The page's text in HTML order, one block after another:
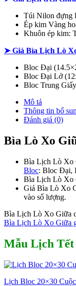
Túi Nilon đựng
Ép kim Vàng
Khuôn ép kim:
➤ Giá Bìa Lịch Lò
Bloc Đại
Bloc Đại Lở
Bloc Trung
Mô tả
Thông tin bổ
Đánh giá (0)
Bìa Lò Xo
Bìa Lịch Lò Xo
Bloc: Bloc Đại,
Bìa Lịch Lò Xo
Giá Bìa Lò Xo
vào số lượng.
Bìa Lịch Lò Xo Giữa
Bìa Lịch Lò Xo Giữa
Mẫu Lịch Tết
Lịch Bloc 20×30